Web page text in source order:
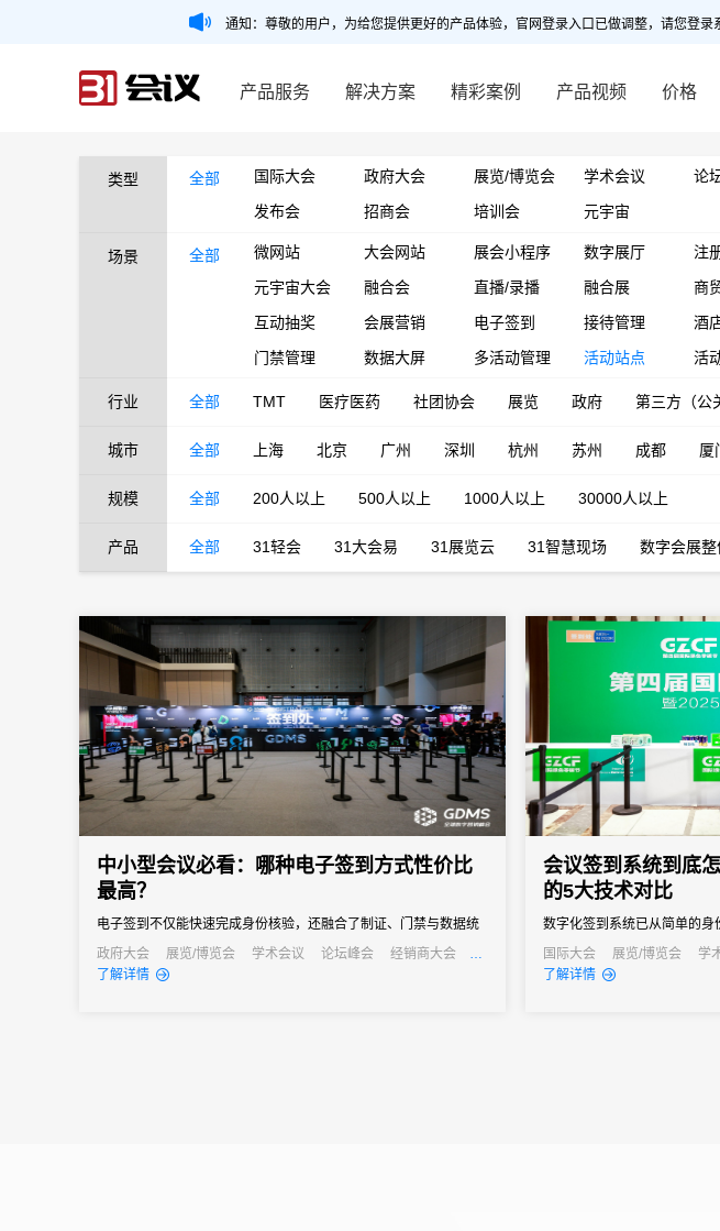
通知：尊敬的用户，为给您提供更好的产品体验，官网登录入口已做调整，请您登
产品服务 解决方案 精彩案例 产品视频 价格
类型 全部 国际大会 政府大会 展览/博览会 学术会议 论
发布会
招商会 培训会 元宇宙
场景 全部 微网站 大会网站 展会小程序 数字展厅 注
元宇宙大会
融合会 直播/录播 融合展 商
互动抽奖
会展营销 电子签到 接待管理 酒
门禁管理
数据大屏 多活动管理 活动站点 活
行业 全部 TMT 医疗医药 社团协会 展览 政府 第三方（公
城市 全部 上海 北京 广州 深圳 杭州 苏州 成都 厦
规模 全部 200人以上 500人以上 1000人以上 30000人以上
产品 全部 31轻会 31大会易 31展览云 31智慧现场 数字会展
中小型会议必看：哪种电子签到方式性价比
最高？
电子签到不仅能快速完成身份核验，还融合了制证、门禁与数据统
计等多重功能，能够快速完成签到过程，减少等待时间，同时能够
通过数据分析，为会议组织者提供宝贵的参会者信息，助力后续的
政府大会 展览/博览会 学术会议 论坛峰会
经销商大会
公关活动
发布会
了解详情
会议签到系统到底
的5大技术对比
数字化签到系统已从简单的
据分析于一体的综合解决方案
国际大会 展览/博览会 学
公关活动
招商会
了解详情